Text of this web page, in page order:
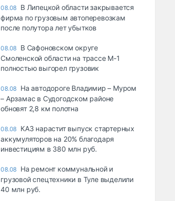
08.08 В Липецкой области закрывается
фирма по грузовым автоперевозкам
после полутора лет убытков
08.08 В Сафоновском округе
Смоленской области на трассе М-1
полностью выгорел грузовик
08.08 На автодороге Владимир – Муром
– Арзамас в Судогодском районе
обновят 2,8 км полотна
08.08 КАЗ нарастит выпуск стартерных
аккумуляторов на 20% благодаря
инвестициям в 380 млн руб.
08.08 На ремонт коммунальной и
грузовой спецтехники в Туле выделили
40 млн руб.